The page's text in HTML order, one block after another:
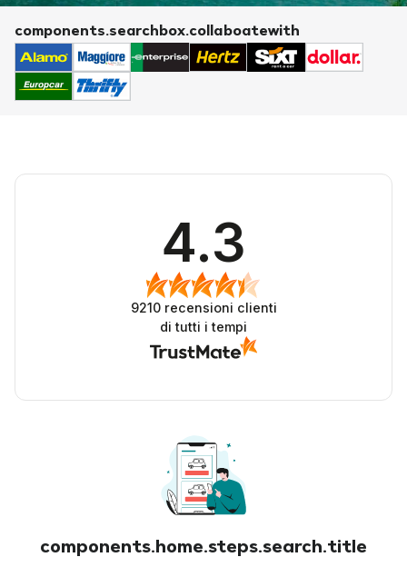
components.searchbox.collaboatewith
4.3
9210recensioni clienti
di tutti i tempi
components.home.steps.search.title